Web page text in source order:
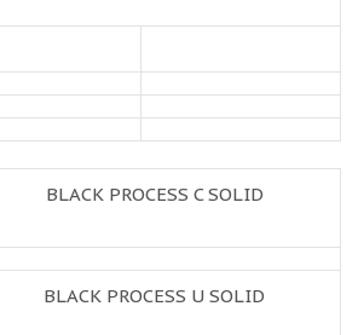
BLACK PROCESS C SOLID
BLACK PROCESS U SOLID